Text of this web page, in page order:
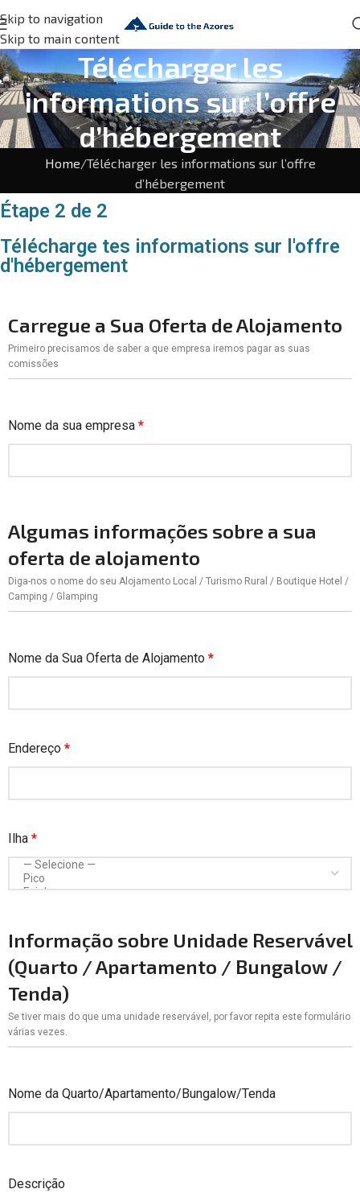
Skip to navigation
Skip to main content
Télécharger les
informations sur l’offre
d’hébergement
Home Télécharger les informations sur l’offre
d’hébergement
Étape 2 de 2
Télécharge tes informations sur l'offre
d'hébergement
Carregue a Sua Oferta de Alojamento
Primeiro precisamos de saber a que empresa iremos pagar as suas
comissões
Nome da sua empresa *
Algumas informações sobre a sua
oferta de alojamento
Diga-nos o nome do seu Alojamento Local / Turismo Rural / Boutique Hotel /
Camping / Glamping
Nome da Sua Oferta de Alojamento *
Endereço *
Ilha *
Informação sobre Unidade Reservável
(Quarto / Apartamento / Bungalow /
Tenda)
Se tiver mais do que uma unidade reservável, por favor repita este formulário
várias vezes.
Nome da Quarto/Apartamento/Bungalow/Tenda
Descrição